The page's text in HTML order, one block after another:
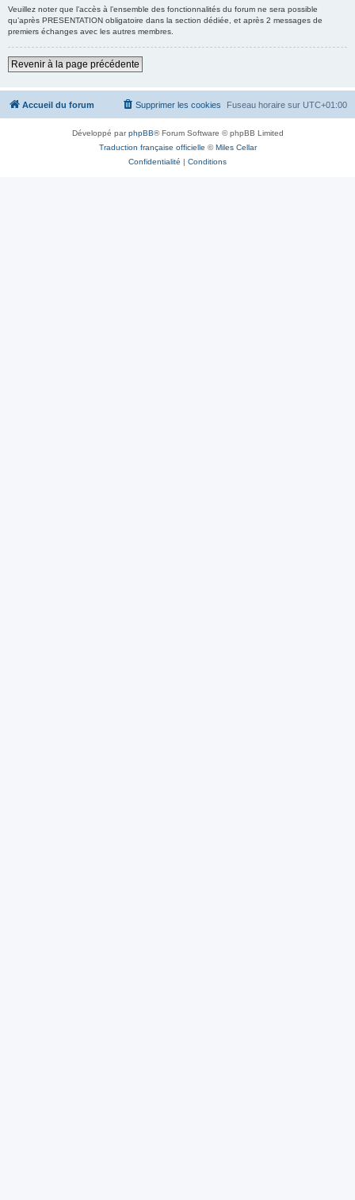
Veuillez noter que l’accès à l’ensemble des fonctionnalités du forum ne sera possible
qu’après PRESENTATION obligatoire dans la section dédiée, et après 2 messages de
premiers échanges avec les autres membres.
Revenir à la page précédente
Accueil du forum Fuseau horaire sur UTC+01:00
Supprimer les cookies
Développé parphpBB® Forum Software © phpBB Limited
Traduction française officielle ©Miles Cellar
Confidentialité | Conditions